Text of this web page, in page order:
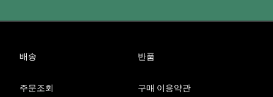
배송 반품
주문조회 구매 이용약관